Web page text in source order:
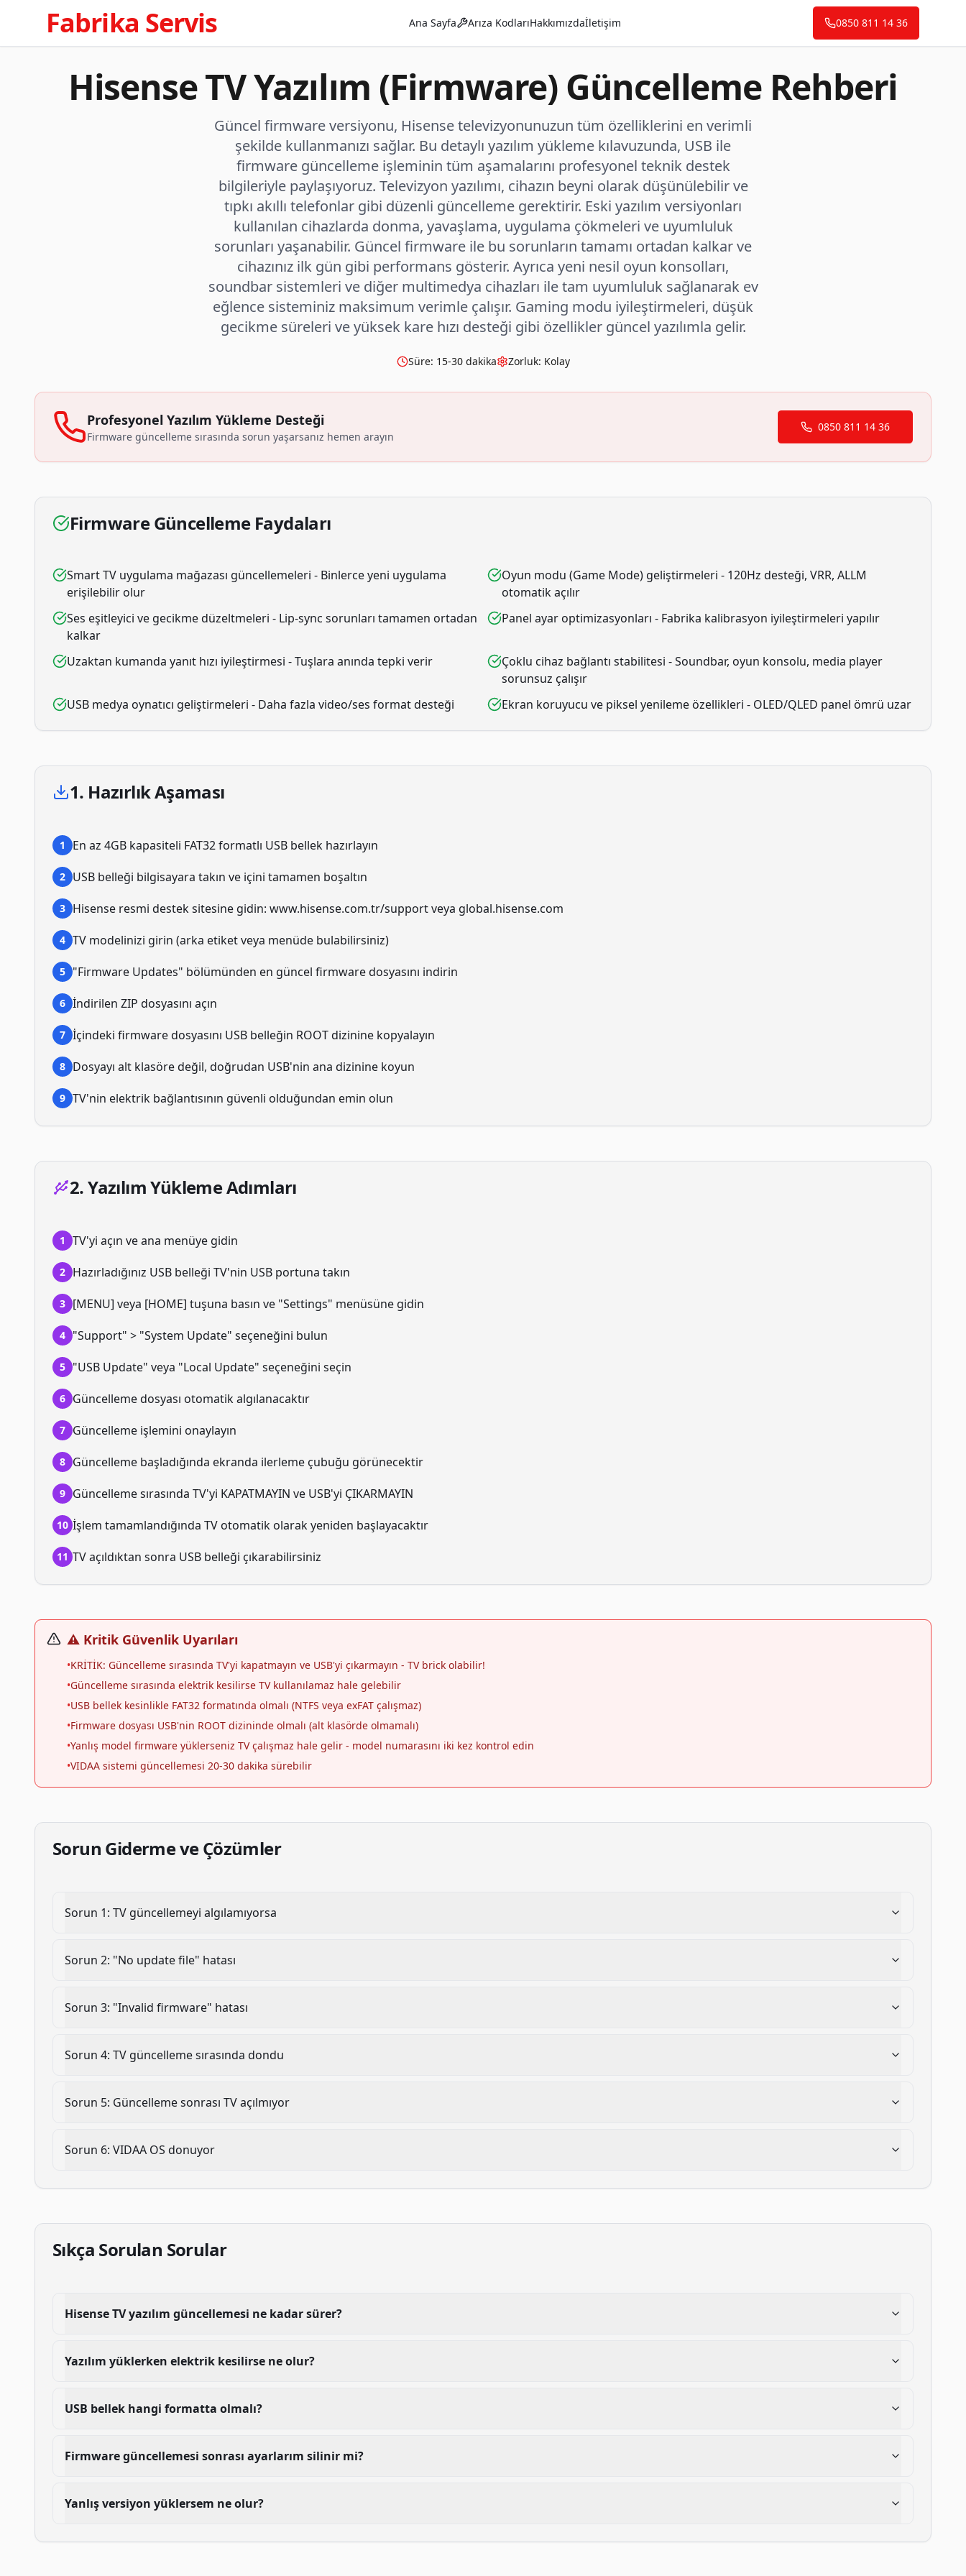
Fabrika Servis Ana Sayfa Arıza KodlarıHakkımızdaİletişim 0850 811 14 36
Hisense TV Yazılım (Firmware) Güncelleme Rehberi
Güncel firmware versiyonu, Hisense televizyonunuzun tüm özelliklerini en verimli
şekilde kullanmanızı sağlar. Bu detaylı yazılım yükleme kılavuzunda, USB ile
firmware güncelleme işleminin tüm aşamalarını profesyonel teknik destek
bilgileriyle paylaşıyoruz. Televizyon yazılımı, cihazın beyni olarak düşünülebilir ve
tıpkı akıllı telefonlar gibi düzenli güncelleme gerektirir. Eski yazılım versiyonları
kullanılan cihazlarda donma, yavaşlama, uygulama çökmeleri ve uyumluluk
sorunları yaşanabilir. Güncel firmware ile bu sorunların tamamı ortadan kalkar ve
cihazınız ilk gün gibi performans gösterir. Ayrıca yeni nesil oyun konsolları,
soundbar sistemleri ve diğer multimedya cihazları ile tam uyumluluk sağlanarak ev
eğlence sisteminiz maksimum verimle çalışır. Gaming modu iyileştirmeleri, düşük
gecikme süreleri ve yüksek kare hızı desteği gibi özellikler güncel yazılımla gelir.
Süre: 15-30 dakika Zorluk: Kolay
Profesyonel Yazılım Yükleme Desteği
Firmware güncelleme sırasında sorun yaşarsanız hemen arayın
0850 811 14 36
Firmware Güncelleme Faydaları
Smart TV uygulama mağazası güncellemeleri - Binlerce yeni uygulama
erişilebilir olur
Oyun modu (Game Mode) geliştirmeleri - 120Hz desteği, VRR, ALLM
otomatik açılır
Ses eşitleyici ve gecikme düzeltmeleri - Lip-sync sorunları tamamen ortadan
kalkar
Panel ayar optimizasyonları - Fabrika kalibrasyon iyileştirmeleri yapılır
Uzaktan kumanda yanıt hızı iyileştirmesi - Tuşlara anında tepki verir
Çoklu cihaz bağlantı stabilitesi - Soundbar, oyun konsolu, media player
sorunsuz çalışır
USB medya oynatıcı geliştirmeleri - Daha fazla video/ses format desteği
Ekran koruyucu ve piksel yenileme özellikleri - OLED/QLED panel ömrü uzar
1. Hazırlık Aşaması
1 En az 4GB kapasiteli FAT32 formatlı USB bellek hazırlayın
2 USB belleği bilgisayara takın ve içini tamamen boşaltın
3 Hisense resmi destek sitesine gidin: www.hisense.com.tr/support veya global.hisense.com
4 TV modelinizi girin (arka etiket veya menüde bulabilirsiniz)
5 "Firmware Updates" bölümünden en güncel firmware dosyasını indirin
6 İndirilen ZIP dosyasını açın
7 İçindeki firmware dosyasını USB belleğin ROOT dizinine kopyalayın
8 Dosyayı alt klasöre değil, doğrudan USB'nin ana dizinine koyun
9 TV'nin elektrik bağlantısının güvenli olduğundan emin olun
2. Yazılım Yükleme Adımları
1 TV'yi açın ve ana menüye gidin
2 Hazırladığınız USB belleği TV'nin USB portuna takın
3 [MENU] veya [HOME] tuşuna basın ve "Settings" menüsüne gidin
4 "Support" > "System Update" seçeneğini bulun
5 "USB Update" veya "Local Update" seçeneğini seçin
6 Güncelleme dosyası otomatik algılanacaktır
7 Güncelleme işlemini onaylayın
8 Güncelleme başladığında ekranda ilerleme çubuğu görünecektir
9 Güncelleme sırasında TV'yi KAPATMAYIN ve USB'yi ÇIKARMAYIN
10 İşlem tamamlandığında TV otomatik olarak yeniden başlayacaktır
11 TV açıldıktan sonra USB belleği çıkarabilirsiniz
⚠️ Kritik Güvenlik Uyarıları
•KRİTİK: Güncelleme sırasında TV'yi kapatmayın ve USB'yi çıkarmayın - TV brick olabilir!
•Güncelleme sırasında elektrik kesilirse TV kullanılamaz hale gelebilir
•USB bellek kesinlikle FAT32 formatında olmalı (NTFS veya exFAT çalışmaz)
•Firmware dosyası USB'nin ROOT dizininde olmalı (alt klasörde olmamalı)
•Yanlış model firmware yüklerseniz TV çalışmaz hale gelir - model numarasını iki kez kontrol edin
•VIDAA sistemi güncellemesi 20-30 dakika sürebilir
Sorun Giderme ve Çözümler
Sorun 1: TV güncellemeyi algılamıyorsa
Sorun 2: "No update file" hatası
Sorun 3: "Invalid firmware" hatası
Sorun 4: TV güncelleme sırasında dondu
Sorun 5: Güncelleme sonrası TV açılmıyor
Sorun 6: VIDAA OS donuyor
Sıkça Sorulan Sorular
Hisense TV yazılım güncellemesi ne kadar sürer?
Yazılım yüklerken elektrik kesilirse ne olur?
USB bellek hangi formatta olmalı?
Firmware güncellemesi sonrası ayarlarım silinir mi?
Yanlış versiyon yüklersem ne olur?